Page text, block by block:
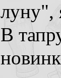
луну",
В